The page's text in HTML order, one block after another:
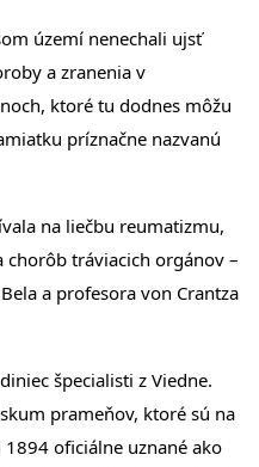
území nenechali ujsť
a zranenia v
ktoré tu dodnes môžu
príznačne nazvanú
na liečbu reumatizmu,
chorôb tráviacich orgánov –
a profesora von Crantza
špecialisti z Viedne.
prameňov, ktoré sú na
oficiálne uznané ako